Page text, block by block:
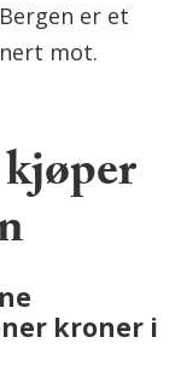
er et
mot.
kroner i